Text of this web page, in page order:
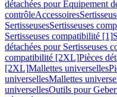
détachées pour Equipement
contrôleAccessoires
SertisseusesSertisseuses
Sertisseuses compatibilité [1]
détachées pour Sertisseuses
compatibilité [2XL]Pièces
[2XL]Mallettes universelles
universellesMallettes
universellesOutils pour